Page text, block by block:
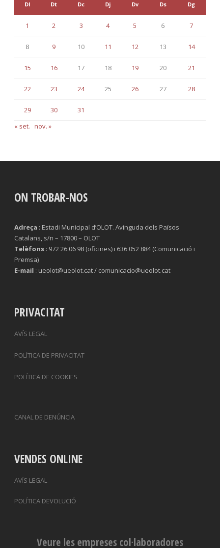
Dl Dt Dc Dj Dv Ds Dg
1 2 3 4 5 6 7
8 9 10 11 12 13 14
15 16 17 18 19 20 21
22 23 24 25 26 27 28
29 30
31
« set. nov. »
ON TROBAR-NOS
Adreça : Estadi Municipal d’OLOT. Avinguda dels Països
Catalans, s/n – 17800 – OLOT
Telèfons : 972 26 06 98 (oficines) i 636 052 884 (Comunicació i
Premsa)
E-mail : ueolot@ueolot.cat / comunicacio@ueolot.cat
PRIVACITAT
AVÍS LEGAL
POLÍTICA DE PRIVACITAT
POLÍTICA DE COOKIES
CANAL DE DENÚNCIA
VENDES ONLINE
AVÍS LEGAL
POLÍTICA DEVOLUCIÓ
Veure les empreses col·laboradores